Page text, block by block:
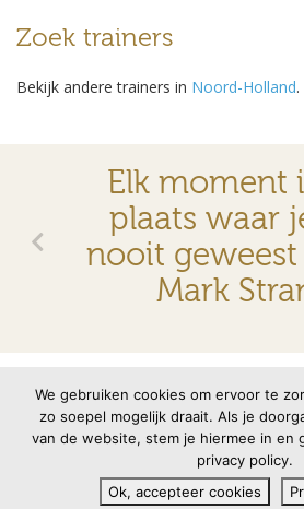
Zoek trainers
Bekijk andere trainers in Noord-Holland.
Elk moment
plaats waar
nooit
Mark
© 2026 VMBN Contact
We gebruiken cookies om ervoor te
zo soepel mogelijk draait. Als je
van de website, stem je hiermee in en
privacy policy.
Ok, accepteer cookies